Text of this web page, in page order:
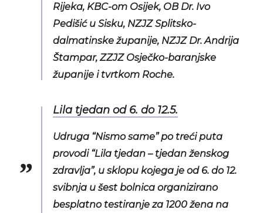
Rijeka, KBC-om Osijek, OB Dr. Ivo
Pedišić u Sisku, NZJZ Splitsko-
dalmatinske županije, NZJZ Dr. Andrija
Štampar, ZZJZ Osječko-baranjske
županije i tvrtkom Roche.
Lila tjedan od 6. do 12.5.
Udruga “Nismo same” po treći puta
provodi “Lila tjedan – tjedan ženskog
zdravlja”, u sklopu kojega je od 6. do 12.
svibnja u šest bolnica organizirano
besplatno testiranje za 1200 žena na